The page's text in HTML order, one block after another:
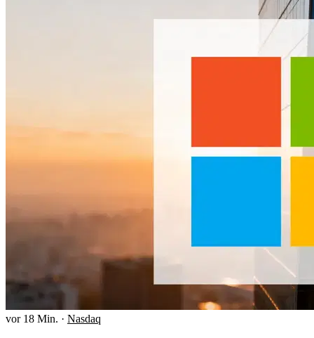
vor 18 Min. · Nasdaq